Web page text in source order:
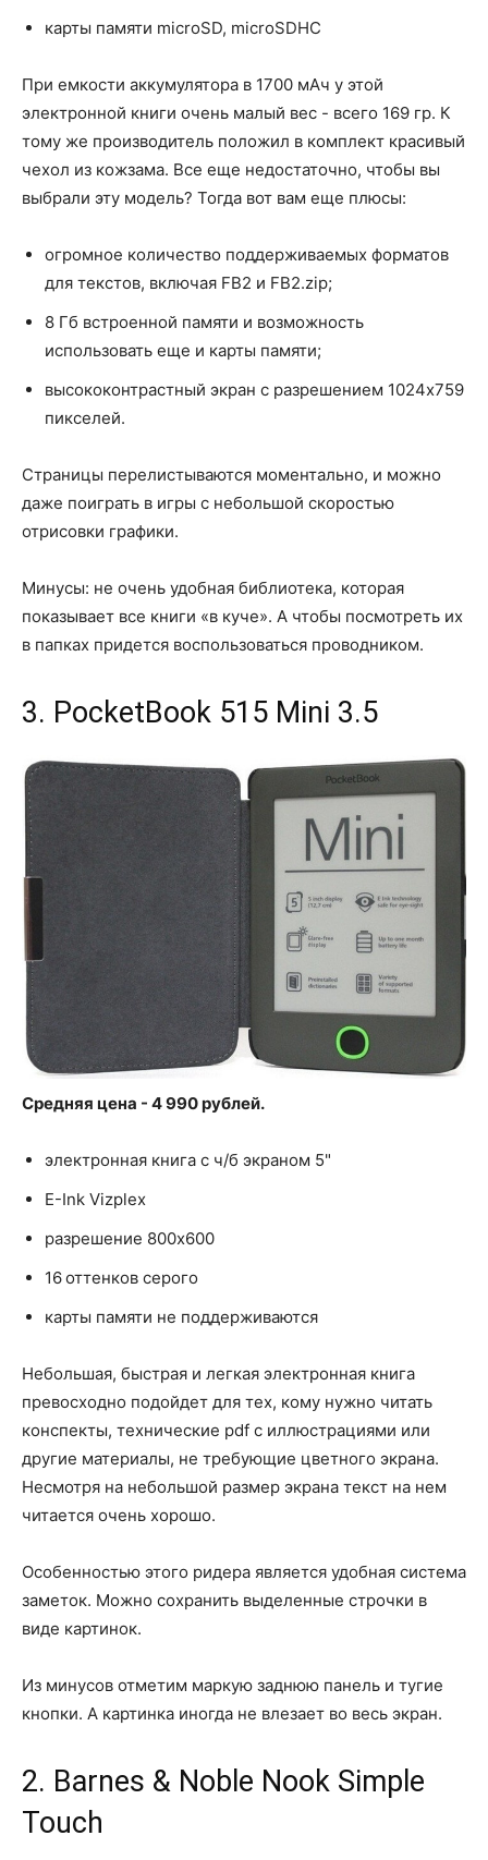
карты памяти microSD, microSDHC
При емкости аккумулятора в 1700 мАч у этой
электронной книги очень малый вес - всего 169 гр. К
тому же производитель положил в комплект красивый
чехол из кожзама. Все еще недостаточно, чтобы вы
выбрали эту модель? Тогда вот вам еще плюсы:
огромное количество поддерживаемых форматов
для текстов, включая FB2 и FB2.zip;
8 Гб встроенной памяти и возможность
использовать еще и карты памяти;
высококонтрастный экран с разрешением 1024х759
пикселей.
Страницы перелистываются моментально, и можно
даже поиграть в игры с небольшой скоростью
отрисовки графики.
Минусы: не очень удобная библиотека, которая
показывает все книги «в куче». А чтобы посмотреть их
в папках придется воспользоваться проводником.
3. PocketBook 515 Mini 3.5
Средняя цена - 4 990 рублей.
электронная книга с ч/б экраном 5"
E-Ink Vizplex
разрешение 800x600
16 оттенков серого
карты памяти не поддерживаются
Небольшая, быстрая и легкая электронная книга
превосходно подойдет для тех, кому нужно читать
конспекты, технические pdf с иллюстрациями или
другие материалы, не требующие цветного экрана.
Несмотря на небольшой размер экрана текст на нем
читается очень хорошо.
Особенностью этого ридера является удобная система
заметок. Можно сохранить выделенные строчки в
виде картинок.
Из минусов отметим маркую заднюю панель и тугие
кнопки. А картинка иногда не влезает во весь экран.
2. Barnes & Noble Nook Simple
Touch